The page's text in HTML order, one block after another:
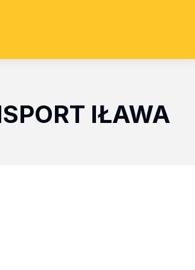
IŁAWA